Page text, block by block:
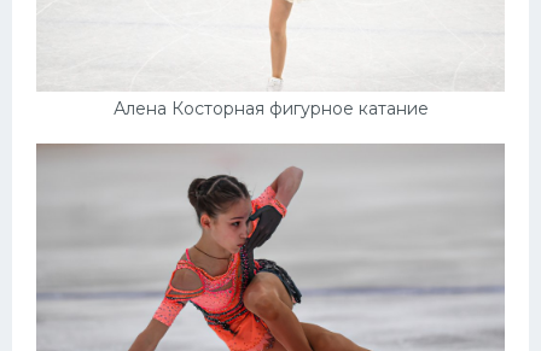
Алена Косторная фигурное катание